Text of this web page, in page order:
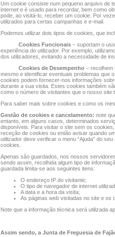
Um cookie consiste num pequeno arquivo de
internet e é usado para recordar, bem como
pode, ao visitá-lo, receber um cookie. Por
utilizados para certas campanhas e e-mail.
Podemos utilizar dois tipos de cookies, que
Cookies Funcionais – suportam o
experiência do utilizador. Por exemplo,
dos utilizadores, evitando a necessidade de
Cookies de Desempenho – recolhem
mesmo e identificar eventuais problemas que
cookies podem fornecer-nos informações
durante a sua visita. Estes cookies também
como o número de visitantes que o nosso site
Para saber mais sobre cookies e como os
Gestão de cookies e cancelamento: note
entanto, em alguns casos, determinados
disponíveis. Para visitar o site sem os
receção de cookies ou então avisar quando
utilizador deve verificar o menu “Ajuda” do
cookies.
Apenas são guardados, nos nossos
sendo assim, recolhida algum tipo de
guardada limita-se aos seguintes itens:
O endereço IP do visitante;
O tipo de navegador de internet
A data e a hora da visita;
As páginas web visitadas no site e os
Note que a informação técnica será utilizada
Assim sendo, a Junta de Freguesia de